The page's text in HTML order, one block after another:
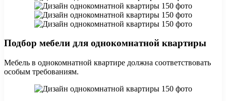
Подбор мебели для однокомнатной квартиры
Мебель в однокомнатной квартире должна соответствовать
особым требованиям.